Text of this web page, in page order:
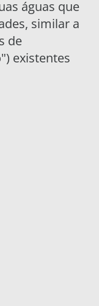
águas que
similar a
de
existentes